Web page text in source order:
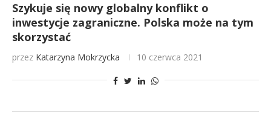
Szykuje się nowy globalny konflikt o
inwestycje zagraniczne. Polska może na tym
skorzystać
przez Katarzyna Mokrzycka 10 czerwca 2021